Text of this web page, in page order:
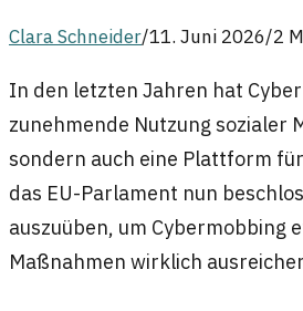
Clara Schneider/11. Juni 2026/2
In den letzten Jahren hat
zunehmende Nutzung sozialer
sondern auch eine Plattform
das EU-Parlament nun
auszuüben, um Cybermobbing
Maßnahmen wirklich